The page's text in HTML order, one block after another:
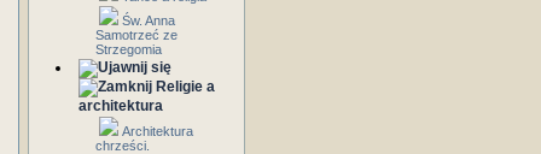
Św. Anna
Samotrzeć ze
Strzegomia
Religie a
architektura
Architektura
chrześci.